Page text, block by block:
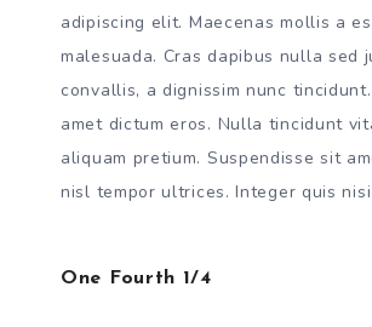
adipiscing elit. Maecenas mollis a
malesuada. Cras dapibus nulla sed
convallis, a dignissim nunc
amet dictum eros. Nulla tincidunt
aliquam pretium. Suspendisse sit
nisl tempor ultrices. Integer quis
One Fourth 1/4